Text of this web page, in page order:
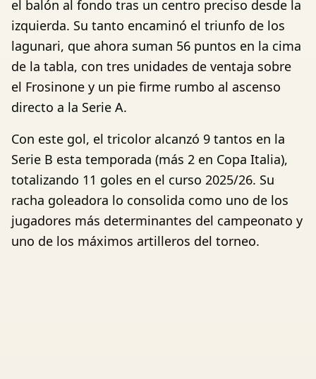
el balón al fondo tras un centro preciso desde la
izquierda. Su tanto encaminó el triunfo de los
lagunari, que ahora suman 56 puntos en la cima
de la tabla, con tres unidades de ventaja sobre
el Frosinone y un pie firme rumbo al ascenso
directo a la Serie A.
Con este gol, el tricolor alcanzó 9 tantos en la
Serie B esta temporada (más 2 en Copa Italia),
totalizando 11 goles en el curso 2025/26. Su
racha goleadora lo consolida como uno de los
jugadores más determinantes del campeonato y
uno de los máximos artilleros del torneo.